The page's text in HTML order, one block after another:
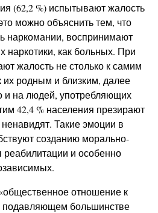
(62,2 %) испытывают жалость
можно объяснить тем, что
наркомании, воспринимают
как больных. При
жалость не столько к самим
их родным и близким, далее
и на людей, употребляющих
42,4 % населения презирают
Такие эмоции в
созданию морально-
реабилитации и особенно
отношение к
подавляющем большинстве